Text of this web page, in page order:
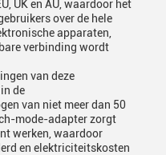
UK en AU, waardoor het
over de hele
apparaten,
verbinding wordt
van deze
de
van niet meer dan 50
mode-adapter zorgt
werken, waardoor
en elektriciteitskosten